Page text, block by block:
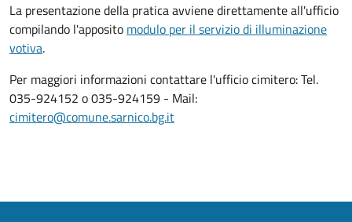
La presentazione della pratica avviene direttamente all'ufficio
compilando l'apposito modulo per il servizio di illuminazione
votiva.
Per maggiori informazioni contattare l'ufficio cimitero: Tel.
035-924152 o 035-924159 - Mail:
cimitero@comune.sarnico.bg.it